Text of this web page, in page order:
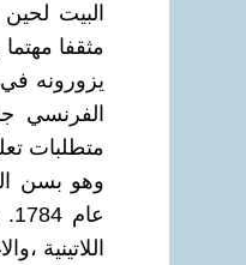
البيت
مثقفا
يزورونه
الفرنسي
متطلبات
وهو بسن
اللاتينية